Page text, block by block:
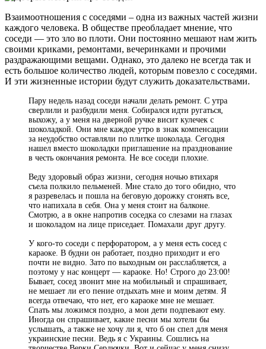
Взаимоотношения с соседями – одна из важных частей жизни
каждого человека. В обществе преобладает мнение, что
соседи — это зло во плоти. Они постоянно мешают нам жить
своими криками, ремонтами, вечеринками и прочими
раздражающими вещами. Однако, это далеко не всегда так и
есть большое количество людей, которым повезло с соседями.
И эти жизненные истории будут служить доказательствами.
Пару недель назад соседи начали делать ремонт. С утра
сверлили и разбудили меня. Собирался идти ругаться,
выхожу, а у меня на дверной ручке висит кулечек с
шоколадкой. Они мне каждое утро в знак компенсации
за неудобство оставляли по плитке шоколада. Сегодня
нашел вместо шоколадки приглашение на празднование
в честь окончания ремонта. Не все соседи плохие.
Веду здоровый образ жизни, сегодня ночью втихаря
съела полкило пельменей. Мне стало до того обидно, что
я разревелась и пошла на беговую дорожку сгонять все,
что напихала в себя. Она у меня стоит на балконе.
Смотрю, а в окне напротив соседка со слезами на глазах
и шоколадом на лице приседает. Помахали друг другу.
У кого-то соседи с перфоратором, а у меня есть сосед с
караоке. В будни он работает, поздно приходит и его
почти не видно. Зато по выходным он расслабляется, а
поэтому у нас концерт — караоке. Но! Строго до 23:00!
Бывает, сосед звонит мне на мобильный и спрашивает,
не мешает ли его пение отдыхать мне и моим детям. Я
всегда отвечаю, что нет, его караоке мне не мешает.
Спать мы ложимся поздно, а мои дети подпевают ему.
Иногда он спрашивает, какие песни мы хотели бы
услышать, а также не хочу ли я, что б он спел для меня
украинские песни. Ведь я с Украины. Сошлись на